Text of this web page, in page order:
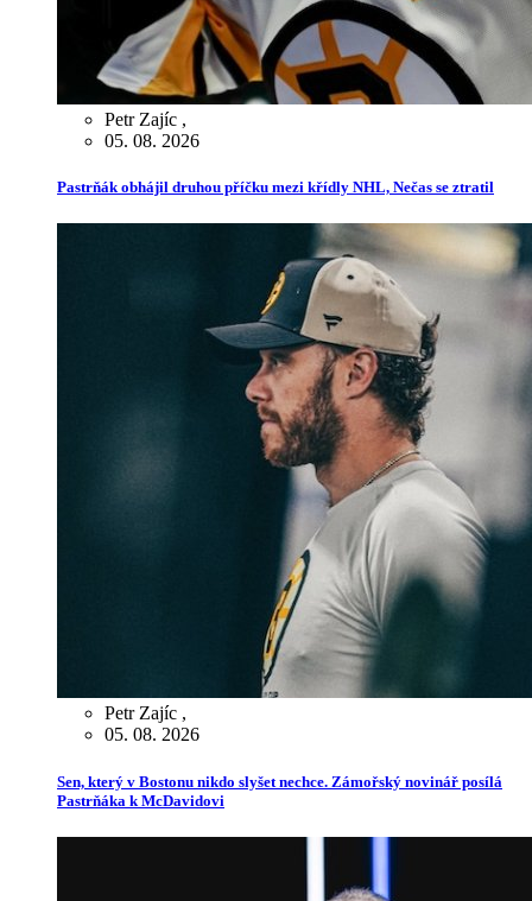
Petr Zajíc ,
05. 08. 2026
Pastrňák obhájil druhou příčku mezi křídly NHL, Nečas se ztratil
Petr Zajíc ,
05. 08. 2026
Sen, který v Bostonu nikdo slyšet nechce. Zámořský novinář posílá
Pastrňáka k McDavidovi